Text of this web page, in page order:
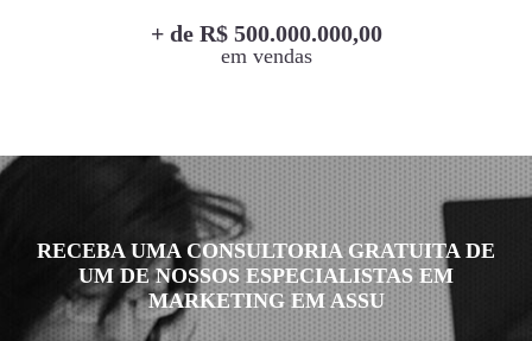
+ de R$ 500.000.000,00
em vendas
RECEBA UMA CONSULTORIA GRATUITA DE
UM DE NOSSOS ESPECIALISTAS EM
MARKETING EM ASSU